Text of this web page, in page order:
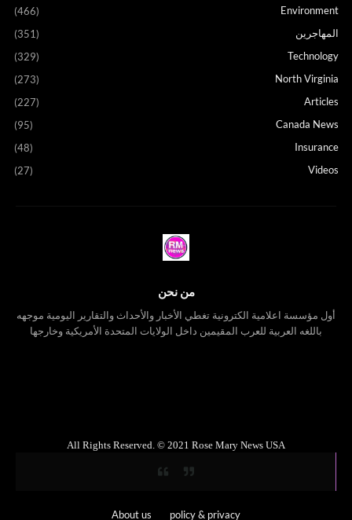
Environment
(466)
المهاجرين
(351)
Technology
(329)
North Virginia
(273)
Articles
(227)
Canada News
(95)
Insurance
(48)
Videos
(27)
من نحن
أول مؤسسة اعلامية الكترونية تغطي الأخبار والأحداث والتقارير اليومية موجهه
باللغه العربية للعرب المقيمين داخل الولايات المتحدة الأمريكية وخارجها
All Rights Reserved. © 2021 Rose Mary News USA
policy & privacy
About us